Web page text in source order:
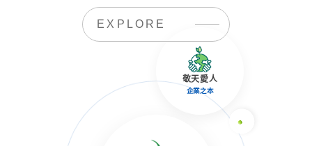
EXPLORE
敬天愛人
企業之本